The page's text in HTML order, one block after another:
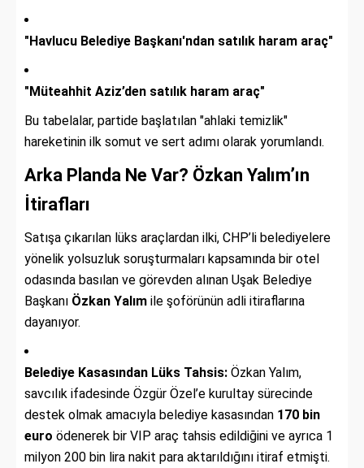
"Havlucu Belediye Başkanı'ndan satılık haram araç"
"Müteahhit Aziz’den satılık haram araç"
Bu tabelalar, partide başlatılan "ahlaki temizlik"
hareketinin ilk somut ve sert adımı olarak yorumlandı.
Arka Planda Ne Var? Özkan Yalım’ın
İtirafları
Satışa çıkarılan lüks araçlardan ilki, CHP’li belediyelere
yönelik yolsuzluk soruşturmaları kapsamında bir otel
odasında basılan ve görevden alınan Uşak Belediye
Başkanı Özkan Yalım ile şoförünün adli itiraflarına
dayanıyor.
Belediye Kasasından Lüks Tahsis: Özkan Yalım,
savcılık ifadesinde Özgür Özel’e kurultay sürecinde
destek olmak amacıyla belediye kasasından 170 bin
euro ödenerek bir VIP araç tahsis edildiğini ve ayrıca 1
milyon 200 bin lira nakit para aktarıldığını itiraf etmişti.